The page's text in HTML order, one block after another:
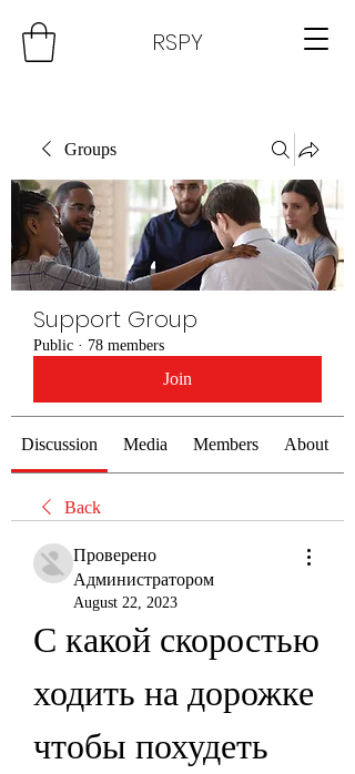
RSPY
Groups
Support Group
Public · 78 members
Join
Discussion Media Members About
Back
Проверено
Администратором
August 22, 2023
С какой скоростью
ходить на дорожке
чтобы похудеть